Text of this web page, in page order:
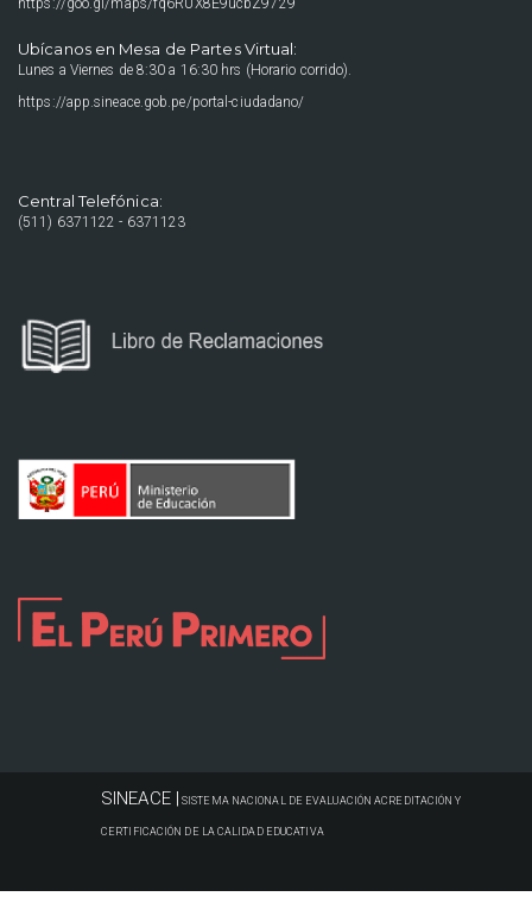
https://goo.gl/maps/fq6RUX8E9ucbZ9729
Ubícanos en Mesa de Partes Virtual:
Lunes a Viernes de 8:30 a 16:30 hrs (Horario corrido).
https://app.sineace.gob.pe/portal-ciudadano/
Central Telefónica:
(511) 6371122 - 6371123
SINEACE | SISTEMA NACIONAL DE EVALUACIÓN ACREDITACIÓN Y
CERTIFICACIÓN DE LA CALIDAD EDUCATIVA